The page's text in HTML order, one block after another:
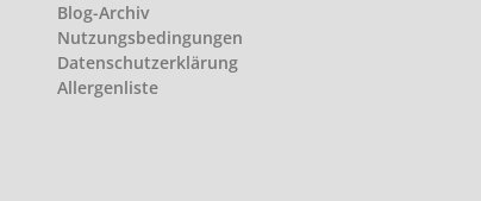
Blog-Archiv
Nutzungsbedingungen
Datenschutzerklärung
Allergenliste